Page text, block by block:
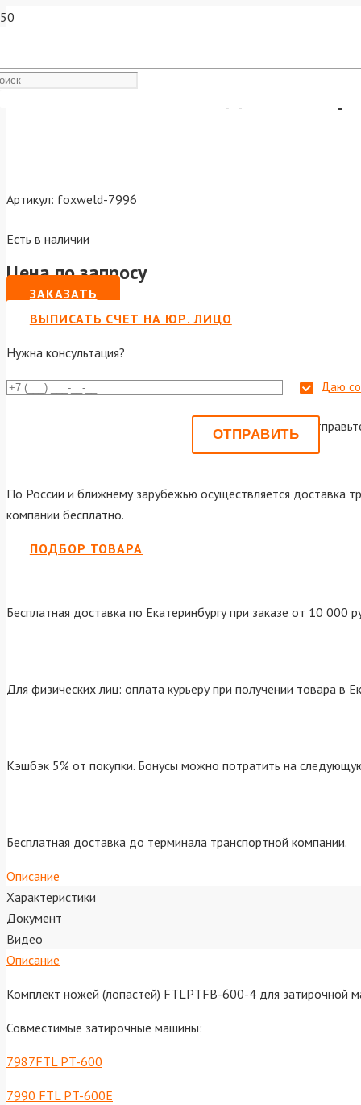
Комплект ножей для
Артикул: foxweld-7996
Есть в наличии
Цена по запросу
ЗАКАЗАТЬ
ВЫПИСАТЬ СЧЕТ НА ЮР. ЛИЦО
Нужна консультация?
Даю
Или
По России и ближнему зарубежью осуществляется доставка
компании бесплатно.
ПОДБОР ТОВАРА
Бесплатная доставка по Екатеринбургу при заказе от 10 000
Для физических лиц: оплата курьеру при получении товара в
Кэшбэк 5% от покупки. Бонусы можно потратить на
Бесплатная доставка до терминала транспортной компании.
Описание
Характеристики
Документ
Видео
Описание
Комплект ножей (лопастей) FTLPTFB-600-4 для затирочной
Совместимые затирочные машины:
7987FTL PT-600
7990 FTL PT-600E